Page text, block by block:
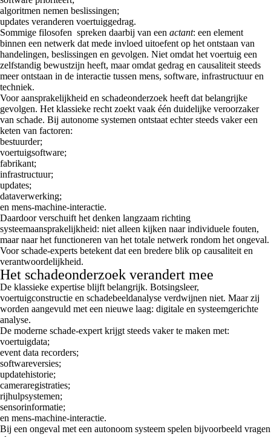
algoritmen nemen beslissingen;
updates veranderen voertuiggedrag.
Sommige filosofen spreken daarbij van een actant: een element
binnen een netwerk dat mede invloed uitoefent op het ontstaan van
handelingen, beslissingen en gevolgen. Niet omdat het voertuig een
zelfstandig bewustzijn heeft, maar omdat gedrag en causaliteit steeds
meer ontstaan in de interactie tussen mens, software, infrastructuur en
techniek.
Voor aansprakelijkheid en schadeonderzoek heeft dat belangrijke
gevolgen. Het klassieke recht zoekt vaak één duidelijke veroorzaker
van schade. Bij autonome systemen ontstaat echter steeds vaker een
keten van factoren:
bestuurder;
voertuigsoftware;
fabrikant;
infrastructuur;
updates;
dataverwerking;
en mens-machine-interactie.
Daardoor verschuift het denken langzaam richting
systeemaansprakelijkheid: niet alleen kijken naar individuele fouten,
maar naar het functioneren van het totale netwerk rondom het ongeval.
Voor schade-experts betekent dat een bredere blik op causaliteit en
verantwoordelijkheid.
Het schadeonderzoek verandert mee
De klassieke expertise blijft belangrijk. Botsingsleer,
voertuigconstructie en schadebeeldanalyse verdwijnen niet. Maar zij
worden aangevuld met een nieuwe laag: digitale en systeemgerichte
analyse.
De moderne schade-expert krijgt steeds vaker te maken met:
voertuigdata;
event data recorders;
softwareversies;
updatehistorie;
cameraregistraties;
rijhulpsystemen;
sensorinformatie;
en mens-machine-interactie.
Bij een ongeval met een autonoom systeem spelen bijvoorbeeld vragen